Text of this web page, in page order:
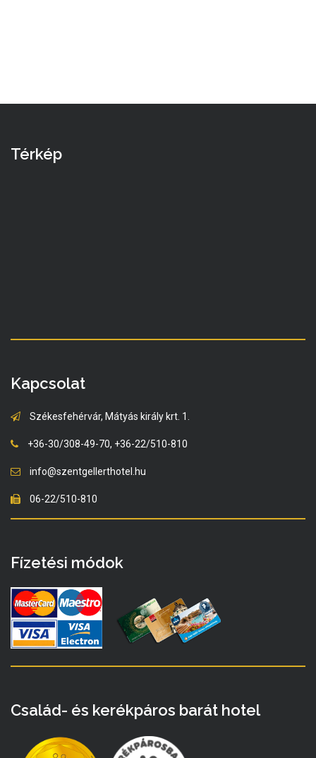
Térkép
Kapcsolat
Székesfehérvár, Mátyás király krt. 1.
+36-30/308-49-70, +36-22/510-810
info@szentgellerthotel.hu
06-22/510-810
Fízetési módok
Család- és kerékpáros barát hotel